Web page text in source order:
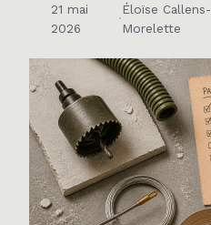
21 mai
2026
·
Éloïse Callens-
Morelette